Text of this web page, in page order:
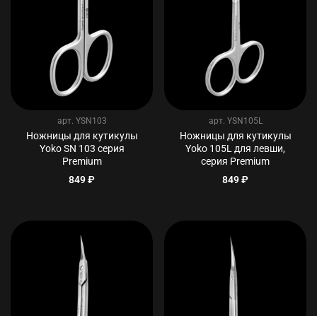
арт. YSN103
Ножницы для кутикулы
Yoko SN 103 серия
Premium
849 ₽
арт. YSN105L
Ножницы для кутикулы
Yoko 105L для левши,
серия Premium
849 ₽